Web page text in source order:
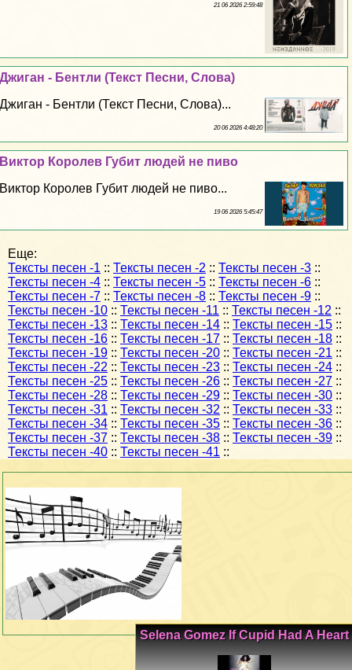
21 06 2026 2:59:48
Джиган - Бентли (Текст Песни, Слова)
Джиган - Бентли (Текст Песни, Слова)...
20 06 2026 4:48:20
Виктор Королев Губит людей не пиво
Виктор Королев Губит людей не пиво...
19 06 2026 5:45:47
Еще:
Тексты песен -1 :: Тексты песен -2 :: Тексты песен -3 ::
Тексты песен -4 :: Тексты песен -5 :: Тексты песен -6 ::
Тексты песен -7 :: Тексты песен -8 :: Тексты песен -9 ::
Тексты песен -10 :: Тексты песен -11 :: Тексты песен -12 ::
Тексты песен -13 :: Тексты песен -14 :: Тексты песен -15 ::
Тексты песен -16 :: Тексты песен -17 :: Тексты песен -18 ::
Тексты песен -19 :: Тексты песен -20 :: Тексты песен -21 ::
Тексты песен -22 :: Тексты песен -23 :: Тексты песен -24 ::
Тексты песен -25 :: Тексты песен -26 :: Тексты песен -27 ::
Тексты песен -28 :: Тексты песен -29 :: Тексты песен -30 ::
Тексты песен -31 :: Тексты песен -32 :: Тексты песен -33 ::
Тексты песен -34 :: Тексты песен -35 :: Тексты песен -36 ::
Тексты песен -37 :: Тексты песен -38 :: Тексты песен -39 ::
Тексты песен -40 :: Тексты песен -41 ::
Selena Gomez If Cupid Had A Heart